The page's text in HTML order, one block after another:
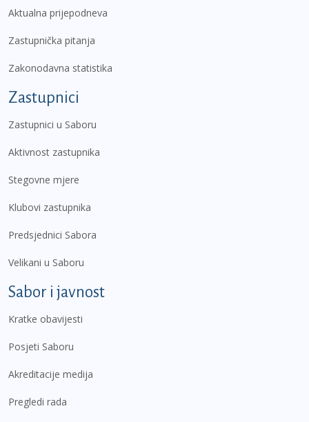
Aktualna prijepodneva
Zastupnička pitanja
Zakonodavna statistika
Zastupnici
Zastupnici u Saboru
Aktivnost zastupnika
Stegovne mjere
Klubovi zastupnika
Predsjednici Sabora
Velikani u Saboru
Sabor i javnost
Kratke obavijesti
Posjeti Saboru
Akreditacije medija
Pregledi rada